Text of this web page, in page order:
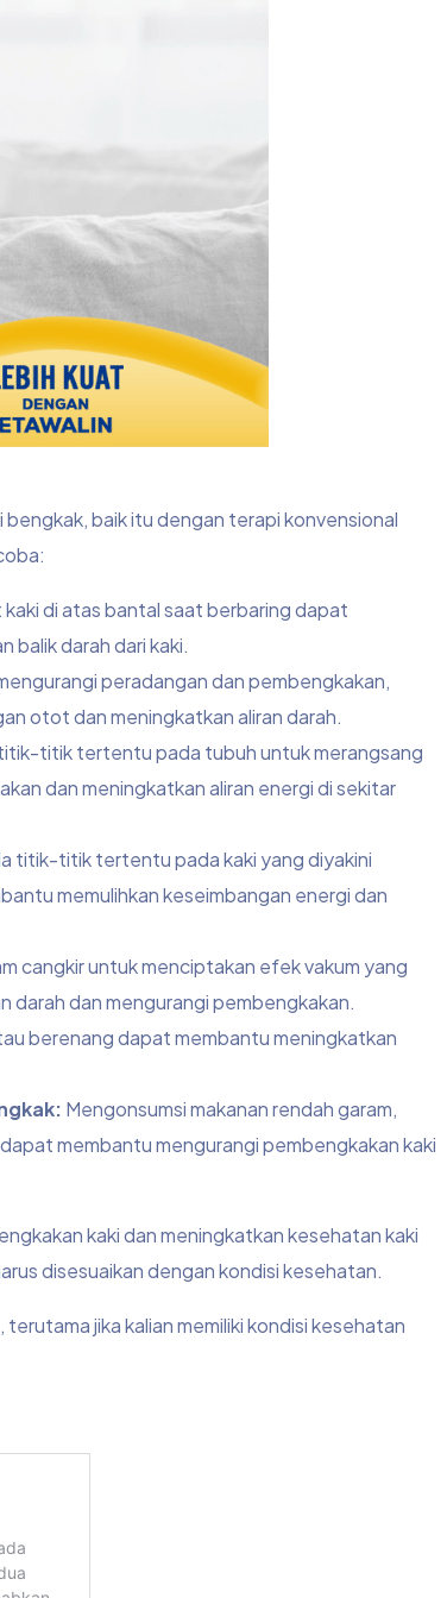
baik itu dengan terapi konvensional
di atas bantal saat berbaring dapat
balik darah dari kaki.
peradangan dan pembengkakan,
otot dan meningkatkan aliran darah.
titik tertentu pada tubuh untuk merangsang
dan meningkatkan aliran energi di sekitar
titik-titik tertentu pada kaki yang diyakini
memulihkan keseimbangan energi dan
cangkir untuk menciptakan efek vakum yang
darah dan mengurangi pembengkakan.
berenang dapat membantu meningkatkan
Mengonsumsi makanan rendah garam,
membantu mengurangi pembengkakan kaki
kaki dan meningkatkan kesehatan kaki
disesuaikan dengan kondisi kesehatan.
jika kalian memiliki kondisi kesehatan